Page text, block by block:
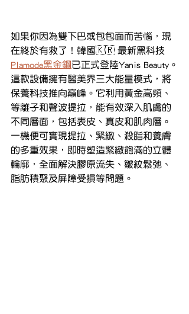
如果你因為雙下巴或包包面而苦惱，現
在終於有救了！韓國🇰🇷 最新黑科技
Plamode黑金鋼已正式登陸Yanis Beauty。
這款設備擁有醫美界三大能量模式，將
保養科技推向巔峰。它利用黃金高頻、
等離子和聲波提拉，能有效深入肌膚的
不同層面，包括表皮、真皮和肌肉層。
一機便可實現提拉、緊緻、殺脂和養膚
的多重效果，即時塑造緊緻飽滿的立體
輪廓，全面解決膠原流失、皺紋鬆弛、
脂肪積聚及屏障受損等問題。